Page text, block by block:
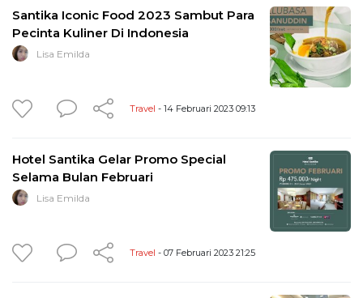
Santika Iconic Food 2023 Sambut Para
Pecinta Kuliner Di Indonesia
Lisa Emilda
Travel - 14 Februari 2023 09:13
Hotel Santika Gelar Promo Special
Selama Bulan Februari
Lisa Emilda
Travel - 07 Februari 2023 21:25